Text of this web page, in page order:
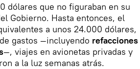
dólares que no figuraban en su
Gobierno. Hasta entonces, el
a unos 24.000 dólares,
gastos —incluyendo refacciones
—, viajes en avionetas privadas y
a la luz semanas atrás.